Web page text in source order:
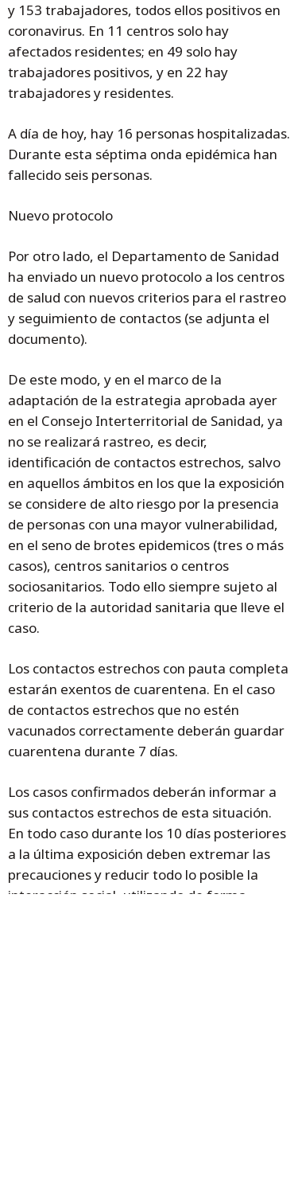
y 153 trabajadores, todos ellos positivos en
coronavirus. En 11 centros solo hay
afectados residentes; en 49 solo hay
trabajadores positivos, y en 22 hay
trabajadores y residentes.
A día de hoy, hay 16 personas hospitalizadas.
Durante esta séptima onda epidémica han
fallecido seis personas.
Nuevo protocolo
Por otro lado, el Departamento de Sanidad
ha enviado un nuevo protocolo a los centros
de salud con nuevos criterios para el rastreo
y seguimiento de contactos (se adjunta el
documento).
De este modo, y en el marco de la
adaptación de la estrategia aprobada ayer
en el Consejo Interterritorial de Sanidad, ya
no se realizará rastreo, es decir,
identificación de contactos estrechos, salvo
en aquellos ámbitos en los que la exposición
se considere de alto riesgo por la presencia
de personas con una mayor vulnerabilidad,
en el seno de brotes epidemicos (tres o más
casos), centros sanitarios o centros
sociosanitarios. Todo ello siempre sujeto al
criterio de la autoridad sanitaria que lleve el
caso.
Los contactos estrechos con pauta completa
estarán exentos de cuarentena. En el caso
de contactos estrechos que no estén
vacunados correctamente deberán guardar
cuarentena durante 7 días.
Los casos confirmados deberán informar a
sus contactos estrechos de esta situación.
En todo caso durante los 10 días posteriores
a la última exposición deben extremar las
precauciones y reducir todo lo posible la
interacción social, utilizando de forma